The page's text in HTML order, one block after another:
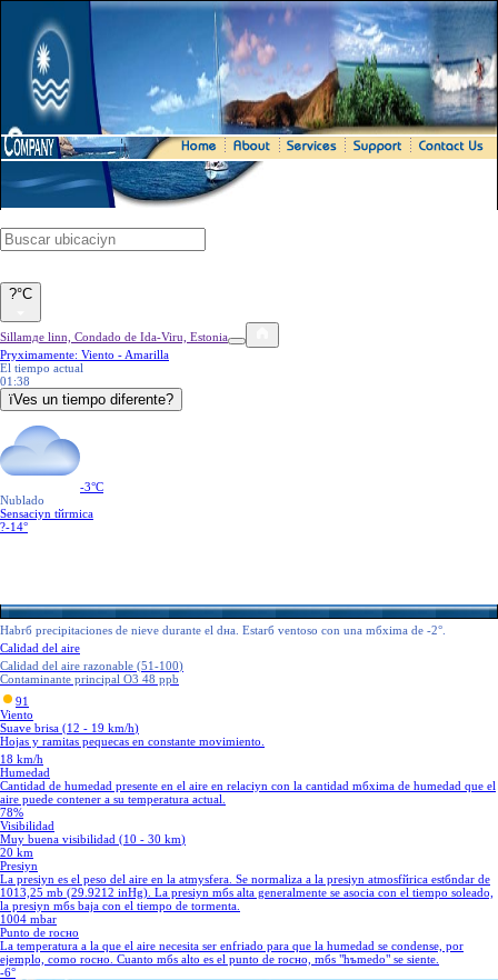
?°C
Sillamдe linn, Condado de Ida-Viru, Estonia
Prуximamente: Viento - Amarilla
El tiempo actual
01:38
їVes un tiempo diferente?
-3°C
Nublado
Sensaciуn tйrmica
?-14°
Habrб precipitaciones de nieve durante el dнa. Estarб ventoso con una mбxima de -2°.
Calidad del aire
Calidad del aire razonable (51-100)
Contaminante principal O3 48 ppb
91
Viento
Suave brisa (12 - 19 km/h)
Hojas y ramitas pequeсas en constante movimiento.
18 km/h
Humedad
Cantidad de humedad presente en el aire en relaciуn con la cantidad mбxima de humedad que el
aire puede contener a su temperatura actual.
78%
Visibilidad
Muy buena visibilidad (10 - 30 km)
20 km
Presiуn
La presiуn es el peso del aire en la atmуsfera. Se normaliza a la presiуn atmosfйrica estбndar de
1013,25 mb (29.9212 inHg). La presiуn mбs alta generalmente se asocia con el tiempo soleado,
la presiуn mбs baja con el tiempo de tormenta.
1004 mbar
Punto de rocнo
La temperatura a la que el aire necesita ser enfriado para que la humedad se condense, por
ejemplo, como rocнo. Cuanto mбs alto es el punto de rocнo, mбs "hъmedo" se siente.
-6°